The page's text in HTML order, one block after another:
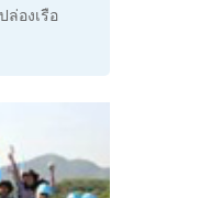
องเรือ